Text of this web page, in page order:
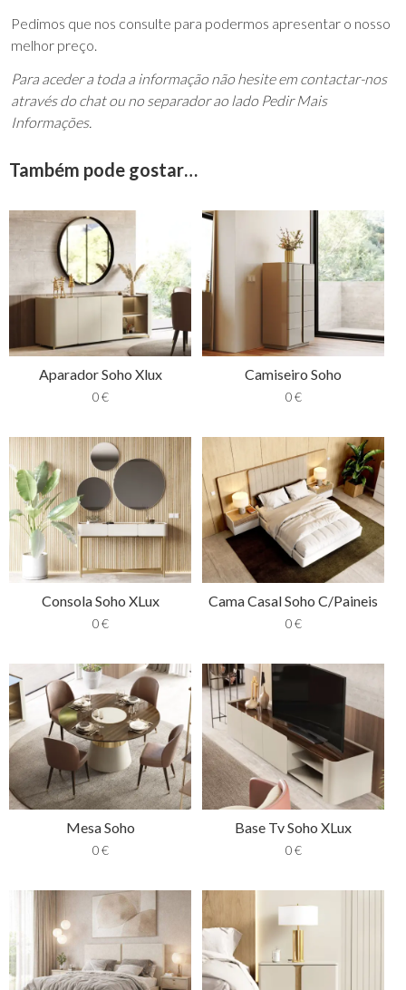
Pedimos que nos consulte para podermos apresentar o nosso
melhor preço.
Para aceder a toda a informação não hesite em contactar-nos
através do chat ou no separador ao lado Pedir Mais
Informações.
Também pode gostar…
Aparador Soho Xlux
0€
Camiseiro Soho
0€
Consola Soho XLux
0€
Cama Casal Soho C/Paineis
0€
Mesa Soho
0€
Base Tv Soho XLux
0€